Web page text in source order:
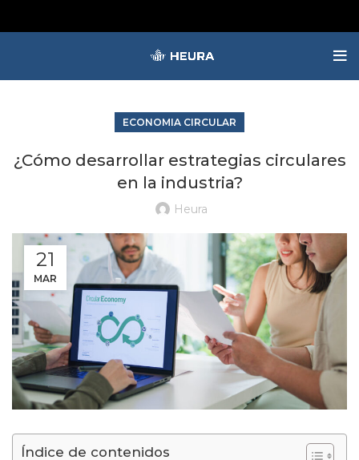
ECONOMIA CIRCULAR
¿Cómo desarrollar estrategias circulares
en la industria?
Heura
21
MAR
Índice de contenidos